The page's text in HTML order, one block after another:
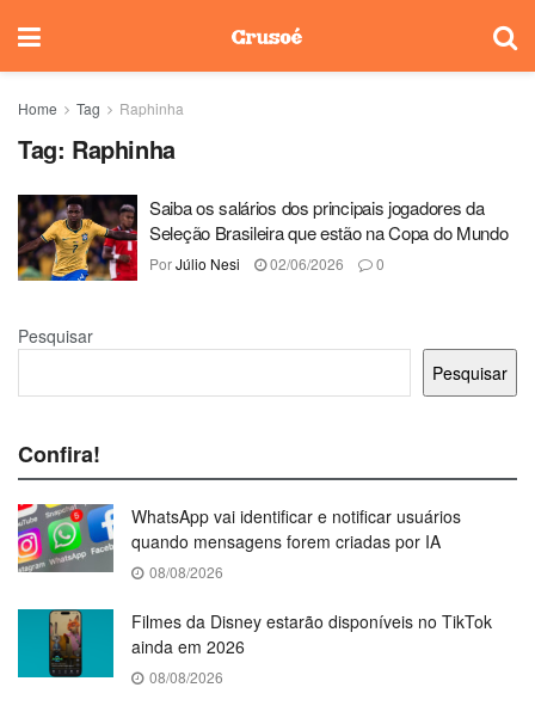
Home Tag Raphinha
Tag: Raphinha
Saiba os salários dos principais jogadores da
Seleção Brasileira que estão na Copa do Mundo
PorJúlio Nesi 02/06/2026 0
Pesquisar
Pesquisar
Confira!
WhatsApp vai identificar e notificar usuários
quando mensagens forem criadas por IA
08/08/2026
Filmes da Disney estarão disponíveis no TikTok
ainda em 2026
08/08/2026